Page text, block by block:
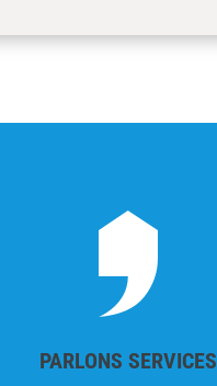
PARLONS SERVICES